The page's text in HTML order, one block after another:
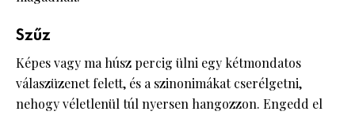
Szűz
Képes vagy ma húsz percig ülni egy kétmondatos
válaszüzenet felett, és a szinonimákat cserélgetni,
nehogy véletlenül túl nyersen hangozzon. Engedd el